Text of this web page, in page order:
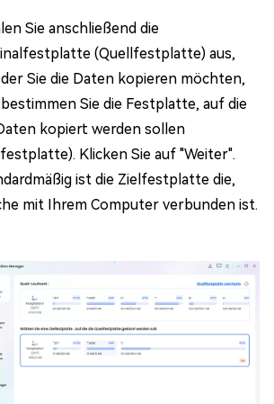
Sie anschließend die
(Quellfestplatte) aus,
Sie die Daten kopieren möchten,
Sie die Festplatte, auf die
kopiert werden sollen
Klicken Sie auf "Weiter".
ist die Zielfestplatte die,
mit Ihrem Computer verbunden ist.